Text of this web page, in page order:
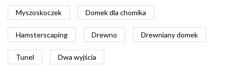
Myszoskoczek Domek dla chomika
Hamsterscaping Drewno Drewniany domek
Tunel Dwa wyjścia